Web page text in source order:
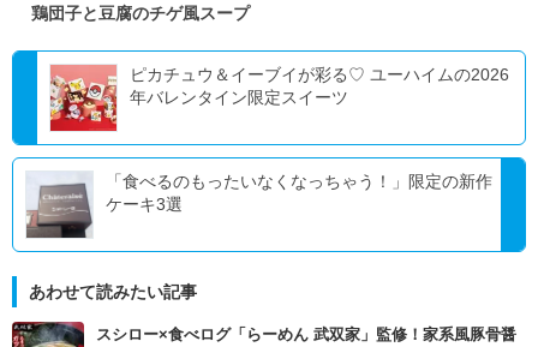
鶏団子と豆腐のチゲ風スープ
ピカチュウ＆イーブイが彩る♡ ユーハイムの2026
年バレンタイン限定スイーツ
「食べるのもったいなくなっちゃう！」限定の新作
ケーキ3選
あわせて読みたい記事
スシロー×食べログ「らーめん 武双家」監修！家系風豚骨醤